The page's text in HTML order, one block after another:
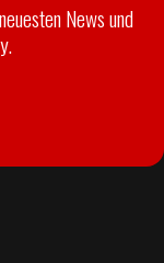
News und